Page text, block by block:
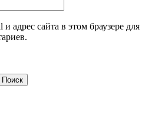
адрес сайта в этом браузере для